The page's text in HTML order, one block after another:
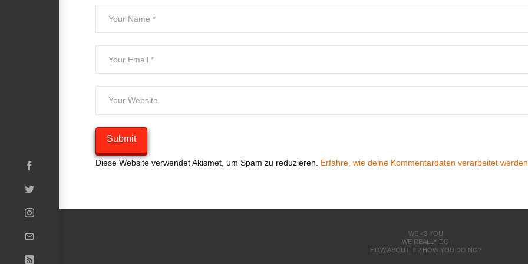
Diese Website verwendet Akismet, um Spam zu reduzieren. Erfahre, wie deine Kommentardaten verarbeitet
WE <3 YOU
WE REALLY DO
HOW ABOUT IT? HOW YOU DOING?